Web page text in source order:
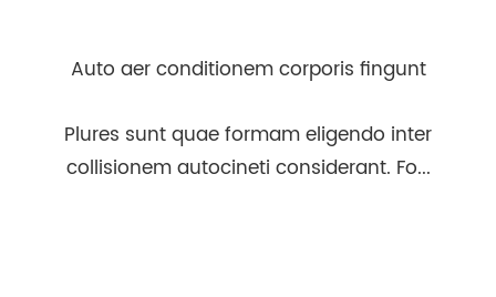
Auto aer conditionem corporis fingunt
Plures sunt quae formam eligendo inter
collisionem autocineti considerant. Fo...